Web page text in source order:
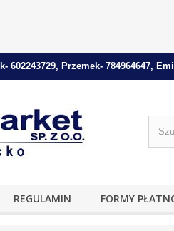
602243729, Przemek- 784964647,
REGULAMIN FORMY